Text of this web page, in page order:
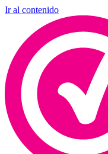
Ir al contenido